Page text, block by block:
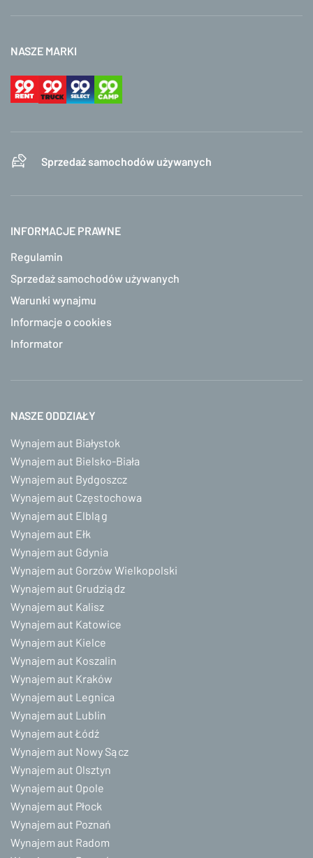
NASZE MARKI
Sprzedaż samochodów używanych
INFORMACJE PRAWNE
Regulamin
Sprzedaż samochodów używanych
Warunki wynajmu
Informacje o cookies
Informator
NASZE ODDZIAŁY
Wynajem aut Białystok
Wynajem aut Bielsko-Biała
Wynajem aut Bydgoszcz
Wynajem aut Częstochowa
Wynajem aut Elbląg
Wynajem aut Ełk
Wynajem aut Gdynia
Wynajem aut Gorzów Wielkopolski
Wynajem aut Grudziądz
Wynajem aut Kalisz
Wynajem aut Katowice
Wynajem aut Kielce
Wynajem aut Koszalin
Wynajem aut Kraków
Wynajem aut Legnica
Wynajem aut Lublin
Wynajem aut Łódź
Wynajem aut Nowy Sącz
Wynajem aut Olsztyn
Wynajem aut Opole
Wynajem aut Płock
Wynajem aut Poznań
Wynajem aut Radom